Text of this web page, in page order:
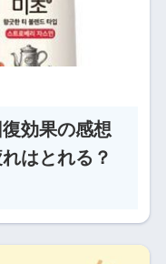
効果の感想
はとれる？